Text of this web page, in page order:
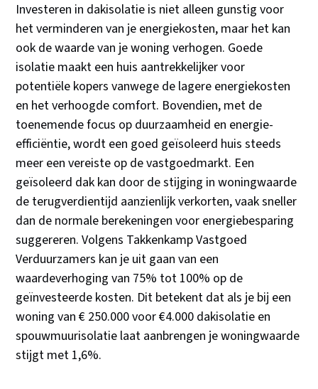
Investeren in dakisolatie is niet alleen gunstig voor
het verminderen van je energiekosten, maar het kan
ook de waarde van je woning verhogen. Goede
isolatie maakt een huis aantrekkelijker voor
potentiële kopers vanwege de lagere energiekosten
en het verhoogde comfort. Bovendien, met de
toenemende focus op duurzaamheid en energie-
efficiëntie, wordt een goed geïsoleerd huis steeds
meer een vereiste op de vastgoedmarkt. Een
geïsoleerd dak kan door de stijging in woningwaarde
de terugverdientijd aanzienlijk verkorten, vaak sneller
dan de normale berekeningen voor energiebesparing
suggereren. Volgens Takkenkamp Vastgoed
Verduurzamers kan je uit gaan van een
waardeverhoging van 75% tot 100% op de
geïnvesteerde kosten. Dit betekent dat als je bij een
woning van € 250.000 voor €4.000 dakisolatie en
spouwmuurisolatie laat aanbrengen je woningwaarde
stijgt met 1,6%.